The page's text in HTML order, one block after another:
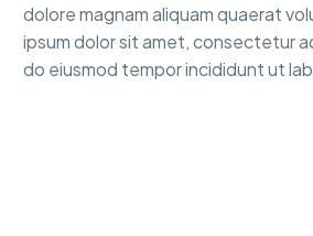
dolore magnam aliquam quaerat
ipsum dolor sit amet, consectetur
do eiusmod tempor incididunt ut